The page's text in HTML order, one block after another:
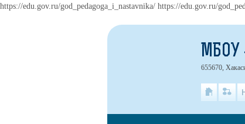
https://edu.gov.ru/god_pedagoga_i_nastavnika/ https://edu.gov.ru/
МБОУ
655670,